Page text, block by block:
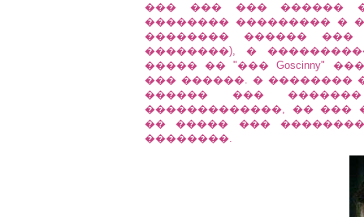
��� ��� ��� ������
�������� ��������� �
�������� ������
��������), �
����� �� "��� Goscinny"
��� ������. � ��������
������ ���
�������������, �� ���
�� ����� ���
��������.